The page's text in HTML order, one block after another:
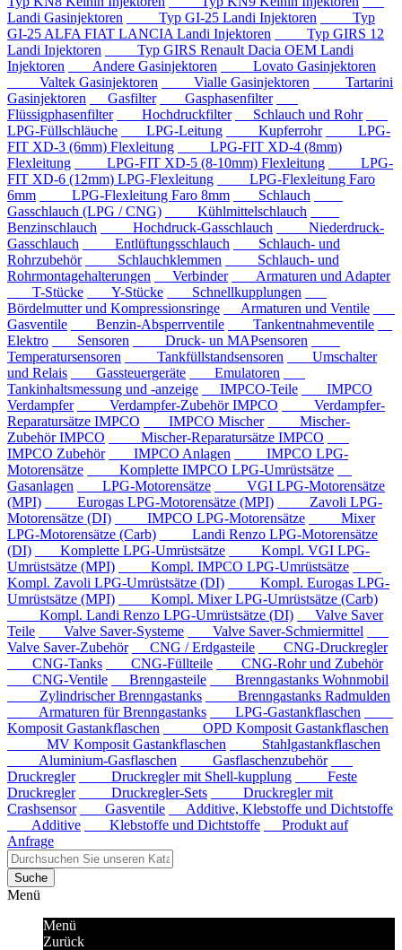
Landi Gasinjektoren
Typ GI-25 Landi Injektoren
Typ
GI-25 ALFA FIAT LANCIA Landi Injektoren
Typ GIRS 12
Landi Injektoren
Typ GIRS Renault Dacia OEM Landi
Injektoren
Andere Gasinjektoren
Lovato Gasinjektoren
Valtek Gasinjektoren
Vialle Gasinjektoren
Tartarini
Gasinjektoren
Gasfilter
Gasphasenfilter
Flüssigphasenfilter
Hochdruckfilter
Schlauch und Rohr
LPG-Füllschläuche
LPG-Leitung Kupferrohr
LPG-
FIT XD-3 (6mm) Flexleitung
LPG-FIT XD-4 (8mm)
Flexleitung
LPG-FIT XD-5 (8-10mm) Flexleitung
LPG-
FIT XD-6 (12mm) LPG-Flexleitung
LPG-Flexleitung Faro
6mm
LPG-Flexleitung Faro 8mm
Schlauch
Gasschlauch (LPG / CNG)
Kühlmittelschlauch
Benzinschlauch
Hochdruck-Gasschlauch
Niederdruck-
Gasschlauch
Entlüftungsschlauch
Schlauch- und
Rohrzubehör
Schlauchklemmen
Schlauch- und
Rohrmontagehalterungen
Verbinder
Armaturen und Adapter
T-Stücke
Y-Stücke
Schnellkupplungen
Bördelmutter und Kompressionsringe
Armaturen und Ventile
Gasventile
Benzin-Absperrventile
Tankentnahmeventile
Elektro
Sensoren
Druck- un MAPsensoren
Temperatursensoren
Tankfüllstandsensoren
Umschalter
und Relais
Gassteuergeräte
Emulatoren
Tankinhaltsmessung und -anzeige
IMPCO-Teile
IMPCO
Verdampfer
Verdampfer-Zubehör IMPCO
Verdampfer-
Reparatursätze IMPCO
IMPCO Mischer
Mischer-
Zubehör IMPCO
Mischer-Reparatursätze IMPCO
IMPCO Zubehör
IMPCO Anlagen
IMPCO LPG-
Motorensätze
Komplette IMPCO LPG-Umrüstsätze
Gasanlagen
LPG-Motorensätze
VGI LPG-Motorensätze
(MPI)
Eurogas LPG-Motorensätze (MPI)
Zavoli LPG-
Motorensätze (DI)
IMPCO LPG-Motorensätze
Mixer
LPG-Motorensätze (Carb)
Landi Renzo LPG-Motorensätze
(DI)
Komplette LPG-Umrüstsätze
Kompl. VGI LPG-
Umrüstsätze (MPI)
Kompl. IMPCO LPG-Umrüstsätze
Kompl. Zavoli LPG-Umrüstsätze (DI)
Kompl. Eurogas LPG-
Umrüstsätze (MPI)
Kompl. Mixer LPG-Umrüstsätze (Carb)
Kompl. Landi Renzo LPG-Umrüstsätze (DI)
Valve Saver
Teile
Valve Saver-Systeme
Valve Saver-Schmiermittel
Valve Saver-Zubehör
CNG / Erdgasteile
CNG-Druckregler
CNG-Tanks
CNG-Füllteile
CNG-Rohr und Zubehör
CNG-Ventile
Brenngasteile
Brenngastanks Wohnmobil
Zylindrischer Brenngastanks
Brenngastanks Radmulden
Armaturen für Brenngastanks
LPG-Gastankflaschen
Komposit Gastankflaschen
OPD Komposit Gastankflaschen
MV Komposit Gastankflaschen
Stahlgastankflaschen
Aluminium-Gasflaschen
Gasflaschenzubehör
Druckregler
Druckregler mit Shell-kupplung
Feste
Druckregler
Druckregler-Sets
Druckregler mit
Crashsensor
Gasventile
Additive, Klebstoffe und Dichtstoffe
Additive
Klebstoffe und Dichtstoffe
Produkt auf
Anfrage
Suche
Menü
Menü
Zurück